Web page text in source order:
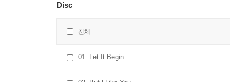
Disc
전체
01 Let It Begin